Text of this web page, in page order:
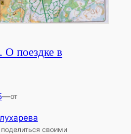
поездке в
—от
своими